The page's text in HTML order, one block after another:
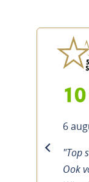
10
6
"Top
Ook